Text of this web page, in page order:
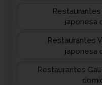
japonesa
Restaurantes
japonesa
Restaurantes